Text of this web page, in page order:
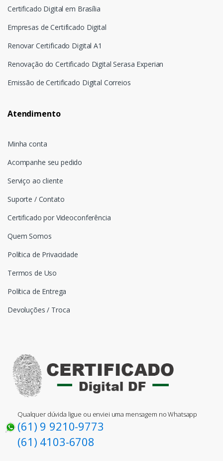
Certificado Digital em Brasília
Empresas de Certificado Digital
Renovar Certificado Digital A1
Renovação do Certificado Digital Serasa Experian
Emissão de Certificado Digital Correios
Atendimento
Minha conta
Acompanhe seu pedido
Serviço ao cliente
Suporte / Contato
Certificado por Videoconferência
Quem Somos
Política de Privacidade
Termos de Uso
Política de Entrega
Devoluções / Troca
Qualquer dúvida ligue ou enviei uma mensagem no Whatsapp
(61) 9 9210-9773
(61) 4103-6708